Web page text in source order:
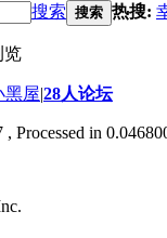
搜索 搜索 热搜:
览
黑屋|28人论坛
, Processed in